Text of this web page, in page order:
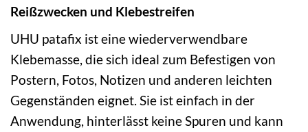
Reißzwecken und Klebestreifen
UHU patafix ist eine wiederverwendbare
Klebemasse, die sich ideal zum Befestigen von
Postern, Fotos, Notizen und anderen leichten
Gegenständen eignet. Sie ist einfach in der
Anwendung, hinterlässt keine Spuren und kann